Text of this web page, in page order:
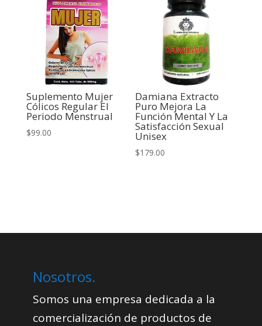
Suplemento Mujer
Cólicos Regular El
Periodo Menstrual
$99.00
Damiana Extracto
Puro Mejora La
Función Mental Y La
Satisfacción Sexual
Unisex
$179.00
Nosotros.
Somos una empresa dedicada a la
comercialización de productos de